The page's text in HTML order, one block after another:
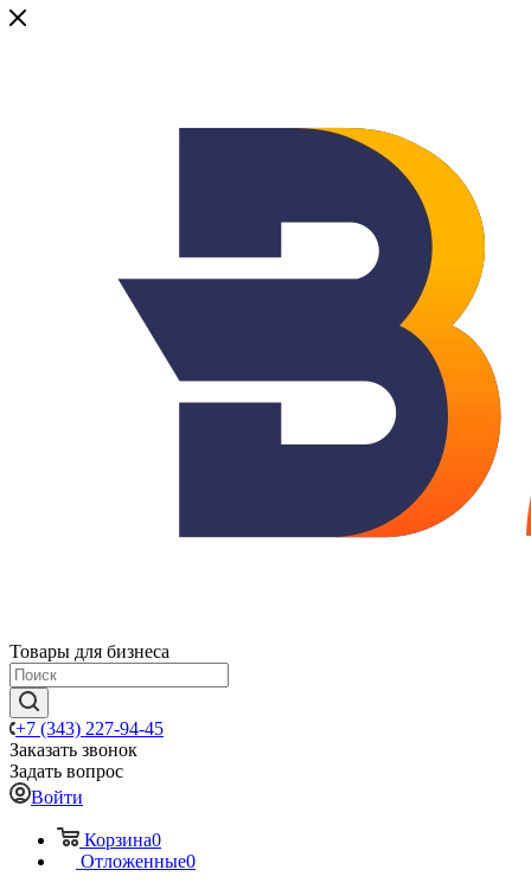
Товары для бизнеса
+7 (343) 227-94-45
Заказать звонок
Задать вопрос
Войти
Корзина0
Отложенные0